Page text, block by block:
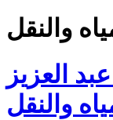
والنقل
العزيز
والنقل